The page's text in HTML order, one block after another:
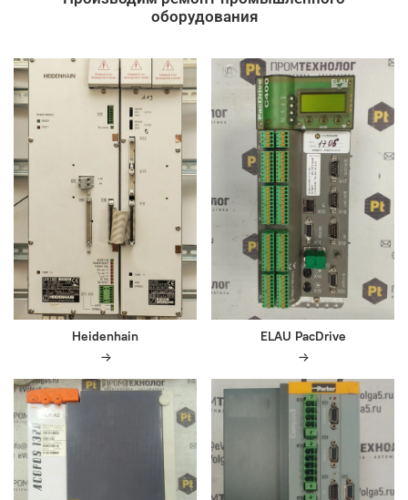
оборудования
Heidenhain ELAU PacDrive